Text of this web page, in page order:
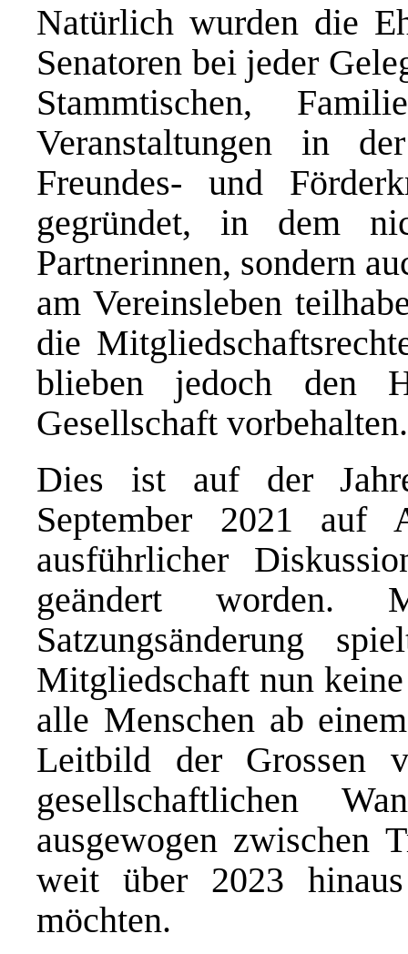
Natürlich wurden die
Senatoren bei jeder
Stammtischen,
Veranstaltungen in
Freundes- und
gegründet, in dem
Partnerinnen, sondern
am Vereinsleben
die
blieben jedoch den
Gesellschaft vorbehalten.
Dies ist auf der
September 2021 auf
ausführlicher
geändert
Satzungsänderung
Mitgliedschaft nun
alle Menschen ab
Leitbild der Grossen
gesellschaftlichen
ausgewogen zwischen
weit über 2023
möchten.